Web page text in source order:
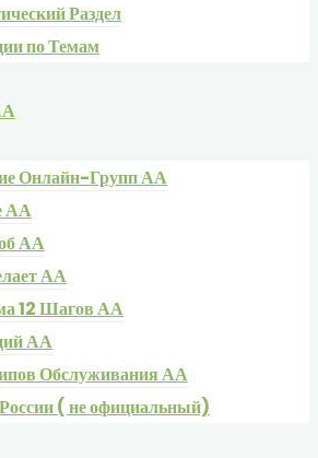
Раздел
по Темам
Онлайн-Групп АА
АА
АА
АА
12 Шагов АА
АА
Обслуживания АА
( не официальный)